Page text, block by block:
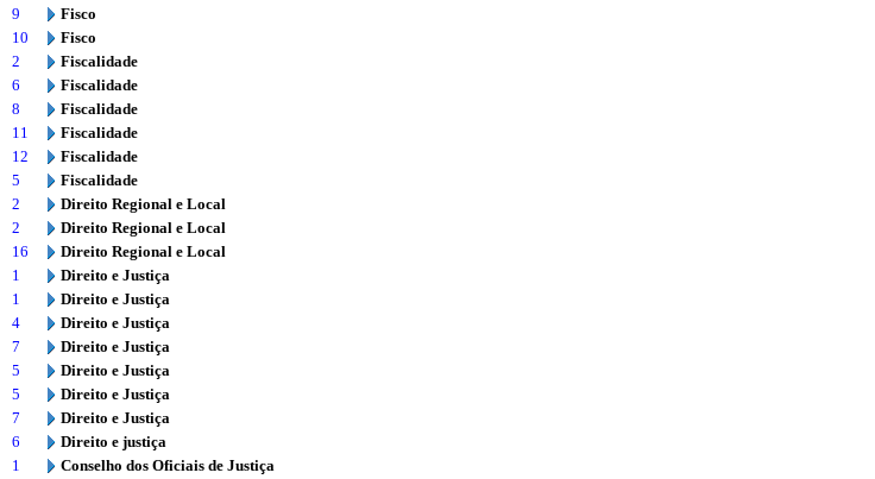
9
Fisco
10
Fisco
2
Fiscalidade
6
Fiscalidade
8
Fiscalidade
11
Fiscalidade
12
Fiscalidade
5
Fiscalidade
2
Direito Regional e Local
2
Direito Regional e Local
16
Direito Regional e Local
1
Direito e Justiça
1
Direito e Justiça
4
Direito e Justiça
7
Direito e Justiça
5
Direito e Justiça
5
Direito e Justiça
7
Direito e Justiça
6
Direito e justiça
1
Conselho dos Oficiais de Justiça